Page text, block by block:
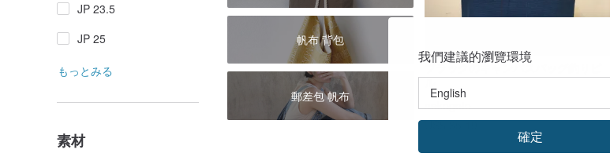
JP 23.5
JP 25
もっとみる
素材
帆布 背包
郵差包 帆布
ブラックのキャンバスバッグ釣りピ
ル
nekogoto
US$ 35.19
我們建議的瀏覽環境
確定